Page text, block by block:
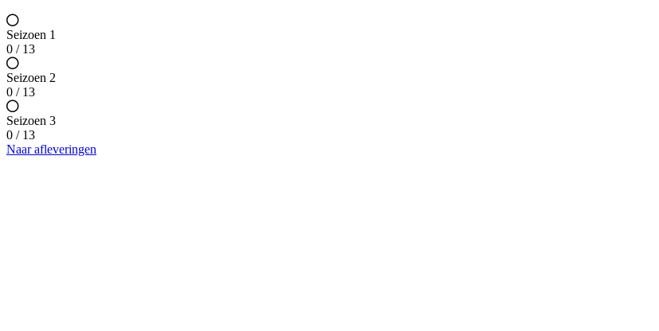
Seizoen 1
0 / 13
Seizoen 2
0 / 13
Seizoen 3
0 / 13
Naar afleveringen